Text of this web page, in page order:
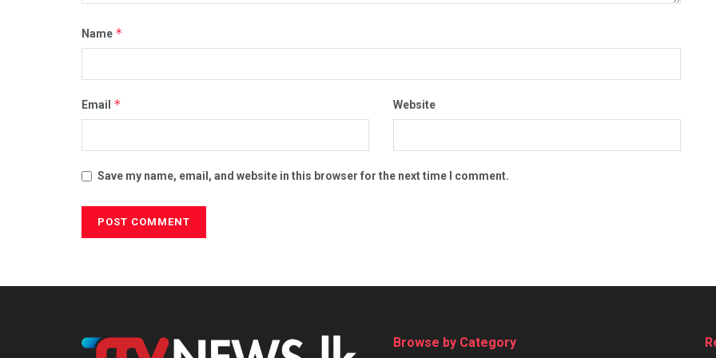
Name *
Email * Website
Save my name, email, and website in this browser for the next time I comment.
Browse by Category